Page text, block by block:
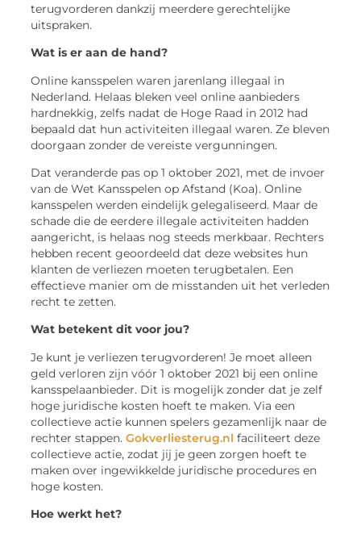
terugvorderen dankzij meerdere gerechtelijke
uitspraken.
Wat is er aan de hand?
Online kansspelen waren jarenlang illegaal in
Nederland. Helaas bleken veel online aanbieders
hardnekkig, zelfs nadat de Hoge Raad in 2012 had
bepaald dat hun activiteiten illegaal waren. Ze bleven
doorgaan zonder de vereiste vergunningen.
Dat veranderde pas op 1 oktober 2021, met de invoer
van de Wet Kansspelen op Afstand (Koa). Online
kansspelen werden eindelijk gelegaliseerd. Maar de
schade die de eerdere illegale activiteiten hadden
aangericht, is helaas nog steeds merkbaar. Rechters
hebben recent geoordeeld dat deze websites hun
klanten de verliezen moeten terugbetalen. Een
effectieve manier om de misstanden uit het verleden
recht te zetten.
Wat betekent dit voor jou?
Je kunt je verliezen terugvorderen! Je moet alleen
geld verloren zijn vóór 1 oktober 2021 bij een online
kansspelaanbieder. Dit is mogelijk zonder dat je zelf
hoge juridische kosten hoeft te maken. Via een
collectieve actie kunnen spelers gezamenlijk naar de
rechter stappen.Gokverliesterug.nl faciliteert deze
collectieve actie, zodat jij je geen zorgen hoeft te
maken over ingewikkelde juridische procedures en
hoge kosten.
Hoe werkt het?